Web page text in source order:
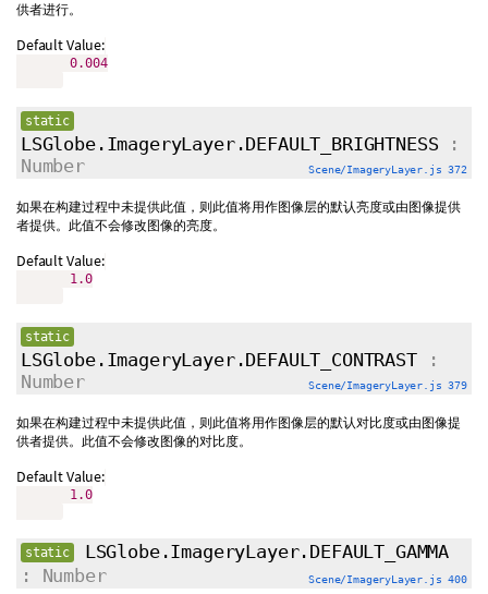
供者进行。
Default Value:
0.004
static
LSGlobe.ImageryLayer.DEFAULT_BRIGHTNESS
:
Number
Scene/ImageryLayer.js 372
如果在构建过程中未提供此值，则此值将用作图像层的默认亮度或由图像提供
者提供。此值不会修改图像的亮度。
Default Value:
1.0
static
LSGlobe.ImageryLayer.DEFAULT_CONTRAST
:
Number
Scene/ImageryLayer.js 379
如果在构建过程中未提供此值，则此值将用作图像层的默认对比度或由图像提
供者提供。此值不会修改图像的对比度。
Default Value:
1.0
static
LSGlobe.ImageryLayer.DEFAULT_GAMMA
: Number
Scene/ImageryLayer.js 400